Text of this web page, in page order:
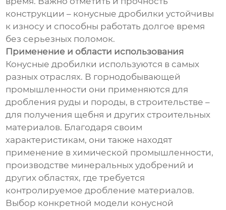
конструкции – конусные дробилки устойчивы
к износу и способны работать долгое время
без серьезных поломок.
Применение и области использования
Конусные дробилки используются в самых
разных отраслях. В горнодобывающей
промышленности они применяются для
дробления руды и породы, в строительстве –
для получения щебня и других строительных
материалов. Благодаря своим
характеристикам, они также находят
применение в химической промышленности,
производстве минеральных удобрений и
других областях, где требуется
контролируемое дробление материалов.
Выбор конкретной модели конусной